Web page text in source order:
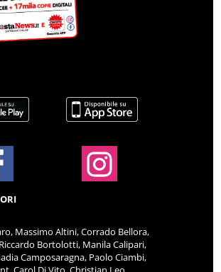
Massimo Altini, Corrado Bellora,
Bortolotti, Manila Calipari,
Camposaragna, Paolo Ciambi,